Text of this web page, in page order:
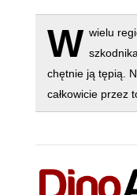
W wielu
chętnie ją tępią.
całkowicie przez